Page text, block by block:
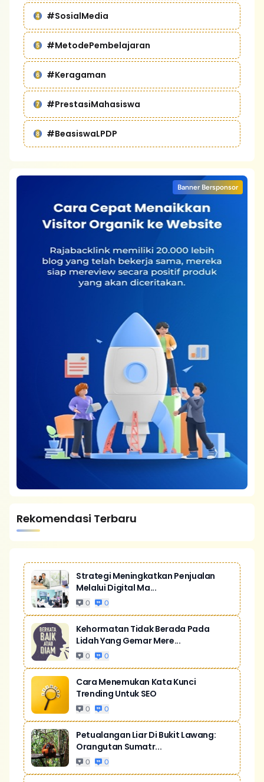
#SosialMedia
#MetodePembelajaran
#Keragaman
#PrestasiMahasiswa
#BeasiswaLPDP
Banner Bersponsor
Rekomendasi Terbaru
Strategi Meningkatkan Penjualan
Melalui Digital Ma...
0 0
Kehormatan Tidak Berada Pada
Lidah Yang Gemar Mere...
0 0
Cara Menemukan Kata Kunci
Trending Untuk SEO
0 0
Petualangan Liar Di Bukit Lawang:
Orangutan Sumatr...
0 0